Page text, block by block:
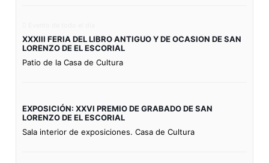
XXXIII FERIA DEL LIBRO ANTIGUO Y DE OCASION DE SAN
LORENZO DE EL ESCORIAL
Patio de la Casa de Cultura
EXPOSICIÓN: XXVI PREMIO DE GRABADO DE SAN
LORENZO DE EL ESCORIAL
Sala interior de exposiciones. Casa de Cultura